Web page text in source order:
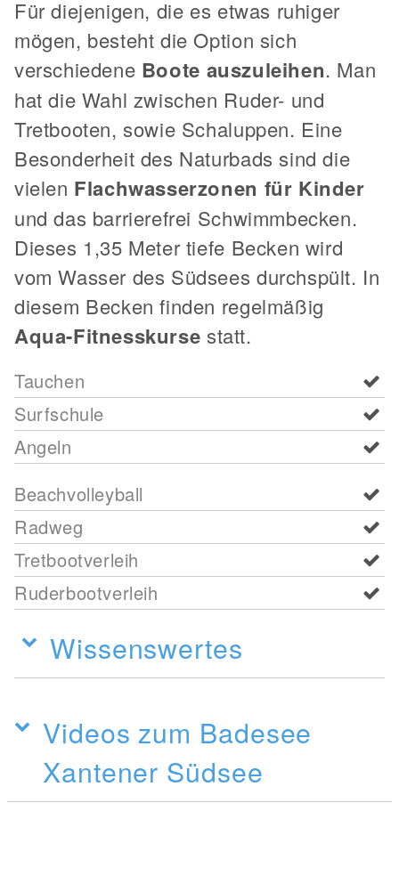
Für diejenigen, die es etwas ruhiger
mögen, besteht die Option sich
verschiedene Boote auszuleihen. Man
hat die Wahl zwischen Ruder- und
Tretbooten, sowie Schaluppen. Eine
Besonderheit des Naturbads sind die
vielen Flachwasserzonen für Kinder
und das barrierefrei Schwimmbecken.
Dieses 1,35 Meter tiefe Becken wird
vom Wasser des Südsees durchspült. In
diesem Becken finden regelmäßig
Aqua-Fitnesskurse statt.
Tauchen
Surfschule
Angeln
Beachvolleyball
Radweg
Tretbootverleih
Ruderbootverleih
Wissenswertes
Videos zum Badesee
Xantener Südsee